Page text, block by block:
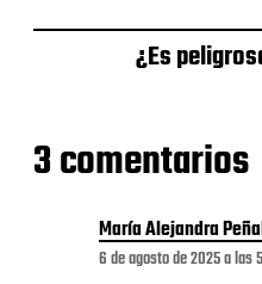
e
d
a
¿Es
3 comentarios
María Alejandra
6 de agosto de 2025 a las